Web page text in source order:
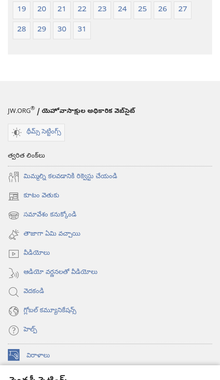
19
20 21 22 23 24 25 26
27
28
29 30 31
JW.ORG® / యెహోవాసాక్షుల అధికారిక వెబ్‌సైట్‌
థీమ్స్ సెట్టింగ్స్
త్వరిత లింక్‌లు
మిమ్మల్ని కలవడానికి రిక్వెస్టు చేయండి
కూటం వెతుకు
(కొత్త
విండో
ఓపెన్‌
అవుతుంది)
సమావేశం కనుక్కోండి
(కొత్త
విండో
ఓపెన్‌
అవుతుంది)
తాజాగా ఏమి వచ్చాయి
వీడియోలు
ఆడియో వర్ణనలతో వీడియోలు
వెదకండి
గ్లోబల్‌ కమ్యూనికేషన్స్‌
హెల్ప్‌
విరాళాలు
(కొత్త